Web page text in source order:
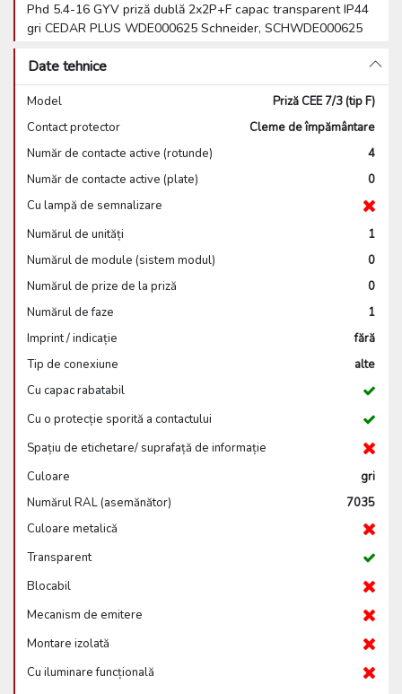
Phd 5.4-16 GYV priză dublă 2x2P+F capac transparent IP44
gri CEDAR PLUS WDE000625 Schneider, SCHWDE000625
Date tehnice
Model
Priză CEE 7/3 (tip F)
Contact protector
Cleme de împământare
Număr de contacte active (rotunde)
4
Număr de contacte active (plate)
0
Cu lampă de semnalizare
Numărul de unități
1
Numărul de module (sistem modul)
0
Numărul de prize de la priză
0
Numărul de faze
1
Imprint / indicație
fără
Tip de conexiune
alte
Cu capac rabatabil
Cu o protecție sporită a contactului
Spațiu de etichetare/ suprafață de informație
Culoare
gri
Numărul RAL (asemănător)
7035
Culoare metalică
Transparent
Blocabil
Mecanism de emitere
Montare izolată
Cu iluminare funcțională